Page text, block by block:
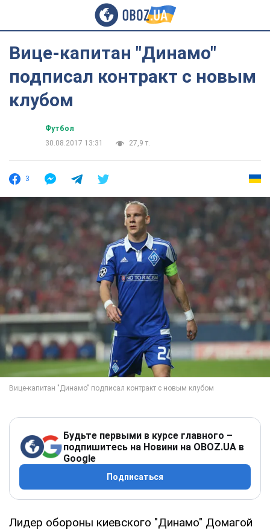
Вице-капитан "Динамо"
подписал контракт с новым
клубом
Футбол
30.08.2017 13:31
27,9 т.
3
Будьте первыми в курсе главного –
подпишитесь на Новини на OBOZ.UA в
Google
Подписаться
Лидер обороны киевского "Динамо" Домагой